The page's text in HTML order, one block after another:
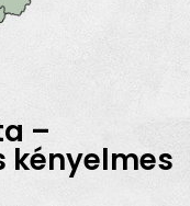
–
kényelmes